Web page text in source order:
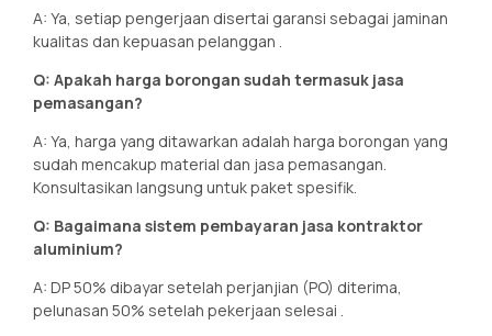
A: Ya, setiap pengerjaan disertai garansi sebagai jaminan
kualitas dan kepuasan pelanggan .
Q: Apakah harga borongan sudah termasuk jasa
pemasangan?
A: Ya, harga yang ditawarkan adalah harga borongan yang
sudah mencakup material dan jasa pemasangan.
Konsultasikan langsung untuk paket spesifik.
Q: Bagaimana sistem pembayaran jasa kontraktor
aluminium?
A: DP 50% dibayar setelah perjanjian (PO) diterima,
pelunasan 50% setelah pekerjaan selesai .